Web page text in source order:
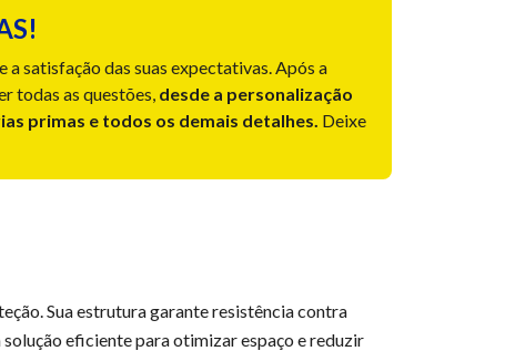
satisfação das suas expectativas. Após a
todas as questões, desde a personalização
primas e todos os demais detalhes. Deixe
Sua estrutura garante resistência contra
eficiente para otimizar espaço e reduzir